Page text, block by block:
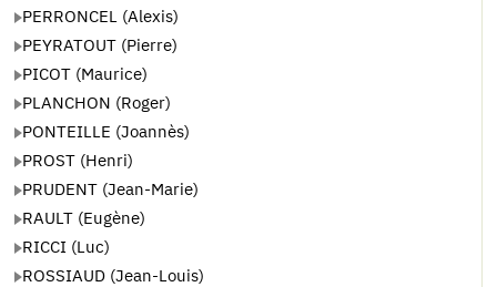
PERRONCEL (Alexis)
PEYRATOUT (Pierre)
PICOT (Maurice)
PLANCHON (Roger)
PONTEILLE (Joannès)
PROST (Henri)
PRUDENT (Jean-Marie)
RAULT (Eugène)
RICCI (Luc)
ROSSIAUD (Jean-Louis)